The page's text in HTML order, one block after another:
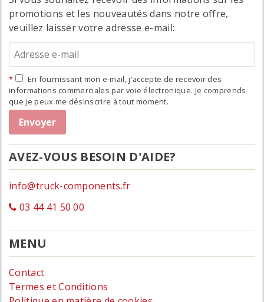
promotions et les nouveautés dans notre offre,
veuillez laisser votre adresse e-mail:
En fournissant mon e-mail, j'accepte de recevoir des
informations commerciales par voie électronique. Je comprends
que je peux me désinscrire à tout moment.
AVEZ-VOUS BESOIN D'AIDE?
info@truck-components.fr
03 44 41 50 00
MENU
Contact
Termes et Conditions